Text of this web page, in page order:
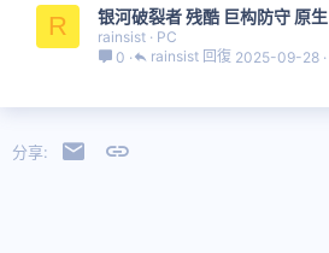
R 银河破裂者 残酷 巨构防守 原生
rainsist
PC
0
2025-09-28
rainsist
分享: 邮件 链接